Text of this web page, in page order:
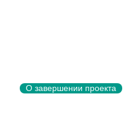
О завершении проекта